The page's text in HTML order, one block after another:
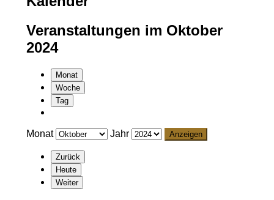
Veranstaltungen im Oktober
2024
Monat
Woche
Tag
Monat Jahr
Zurück
Heute
Weiter